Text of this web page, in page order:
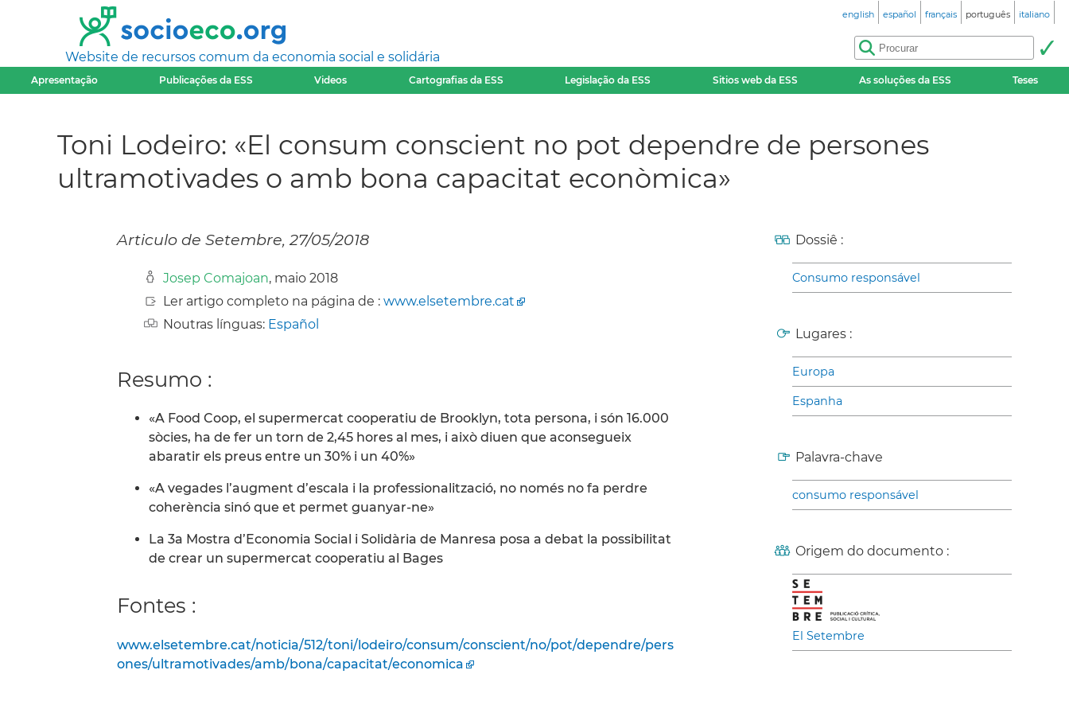
Website de recursos comum da economia social e solidária
english español français português italiano
Apresentação Publicações da ESS Videos Cartografias da ESS Legislação da ESS Sitios web da ESS As soluções da ESS Teses
Toni Lodeiro: «El consum conscient no pot dependre de persones
ultramotivades o amb bona capacitat econòmica»
Articulo de Setembre, 27/05/2018
Josep Comajoan, maio 2018
Ler artigo completo na página de : www.elsetembre.cat
Noutras línguas: Español
Resumo :
«A Food Coop, el supermercat cooperatiu de Brooklyn, tota persona, i són 16.000
sòcies, ha de fer un torn de 2,45 hores al mes, i això diuen que aconsegueix
abaratir els preus entre un 30% i un 40%»
«A vegades l’augment d’escala i la professionalització, no només no fa perdre
coherència sinó que et permet guanyar-ne»
La 3a Mostra d’Economia Social i Solidària de Manresa posa a debat la possibilitat
de crear un supermercat cooperatiu al Bages
Fontes :
www.elsetembre.cat/noticia/512/toni/lodeiro/consum/conscient/no/pot/dependre/pers
ones/ultramotivades/amb/bona/capacitat/economica
Dossiê :
Consumo responsável
Lugares :
Europa
Espanha
Palavra-chave
consumo responsável
Origem do documento :
El Setembre